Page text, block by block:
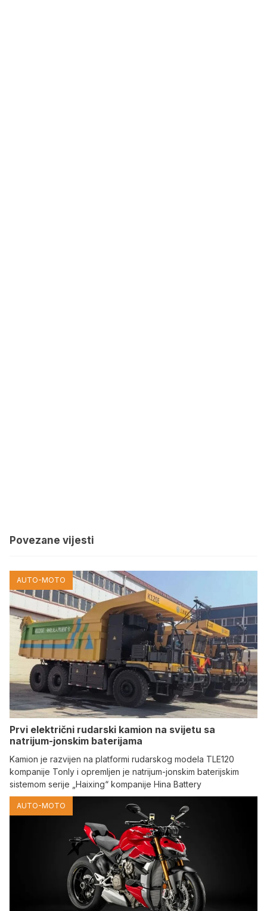
Povezane vijesti
AUTO-MOTO
Prvi električni rudarski kamion na svijetu sa
natrijum-jonskim baterijama
Kamion je razvijen na platformi rudarskog modela TLE120
kompanije Tonly i opremljen je natrijum-jonskim baterijskim
sistemom serije „Haixing“ kompanije Hina Battery
AUTO-MOTO